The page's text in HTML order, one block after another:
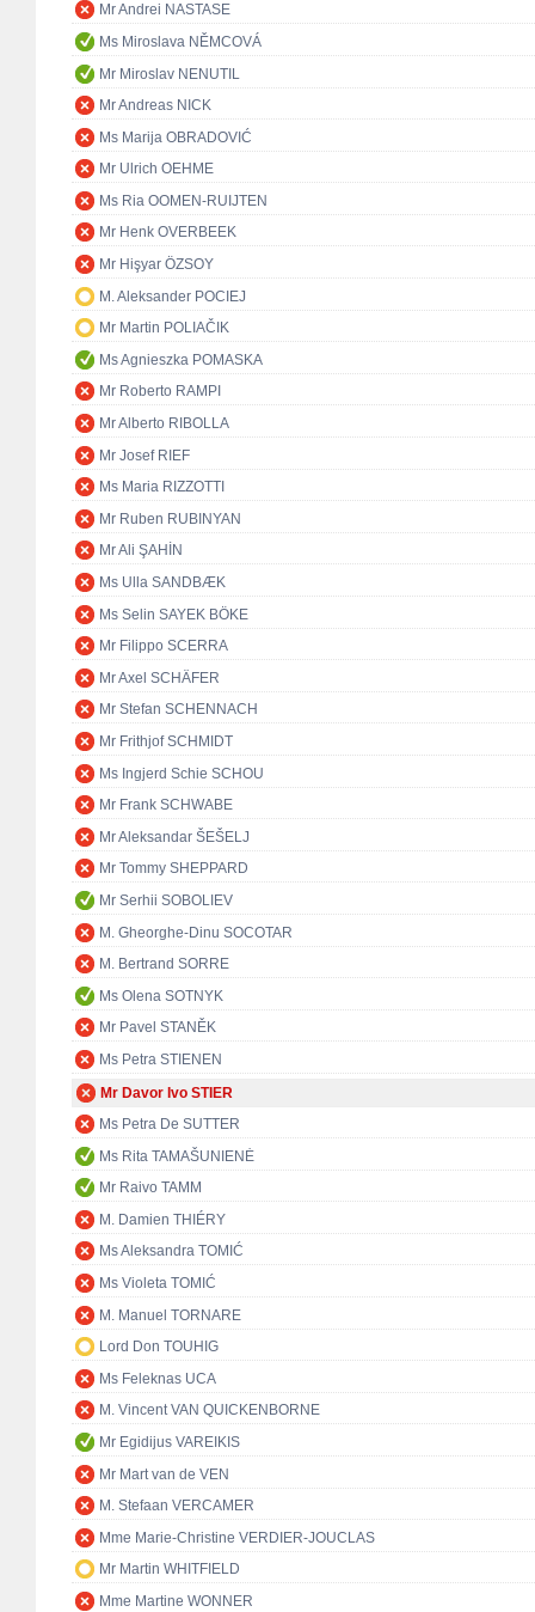
Mr Andrei NASTASE
Ms Miroslava NĚMCOVÁ
Mr Miroslav NENUTIL
Mr Andreas NICK
Ms Marija OBRADOVIĆ
Mr Ulrich OEHME
Ms Ria OOMEN-RUIJTEN
Mr Henk OVERBEEK
Mr Hişyar ÖZSOY
M. Aleksander POCIEJ
Mr Martin POLIAČIK
Ms Agnieszka POMASKA
Mr Roberto RAMPI
Mr Alberto RIBOLLA
Mr Josef RIEF
Ms Maria RIZZOTTI
Mr Ruben RUBINYAN
Mr Ali ŞAHİN
Ms Ulla SANDBÆK
Ms Selin SAYEK BÖKE
Mr Filippo SCERRA
Mr Axel SCHÄFER
Mr Stefan SCHENNACH
Mr Frithjof SCHMIDT
Ms Ingjerd Schie SCHOU
Mr Frank SCHWABE
Mr Aleksandar ŠEŠELJ
Mr Tommy SHEPPARD
Mr Serhii SOBOLIEV
M. Gheorghe-Dinu SOCOTAR
M. Bertrand SORRE
Ms Olena SOTNYK
Mr Pavel STANĚK
Ms Petra STIENEN
Mr Davor Ivo STIER
Ms Petra De SUTTER
Ms Rita TAMAŠUNIENĖ
Mr Raivo TAMM
M. Damien THIÉRY
Ms Aleksandra TOMIĆ
Ms Violeta TOMIĆ
M. Manuel TORNARE
Lord Don TOUHIG
Ms Feleknas UCA
M. Vincent VAN QUICKENBORNE
Mr Egidijus VAREIKIS
Mr Mart van de VEN
M. Stefaan VERCAMER
Mme Marie-Christine VERDIER-JOUCLAS
Mr Martin WHITFIELD
Mme Martine WONNER